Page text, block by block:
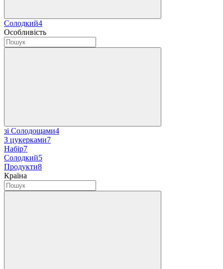
Солодкий4
Особливість
зі Солодощами4
З цукерками7
Набір7
Солодкий5
Продукти8
Країна